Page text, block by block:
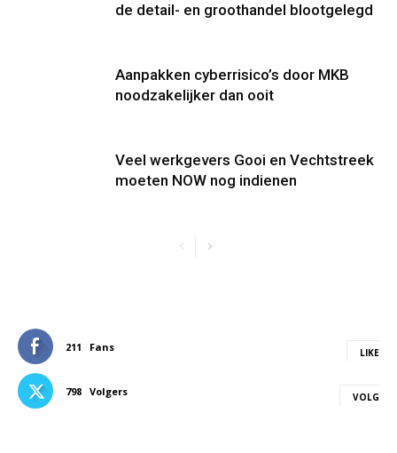
de detail- en groothandel blootgelegd
Aanpakken cyberrisico’s door MKB
noodzakelijker dan ooit
Veel werkgevers Gooi en Vechtstreek
moeten NOW nog indienen
211 Fans LIKE
798 Volgers VOLG